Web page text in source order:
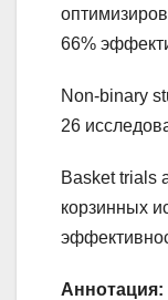
66%
Non-binary
26
Basket trials
корзинных
Аннотация: